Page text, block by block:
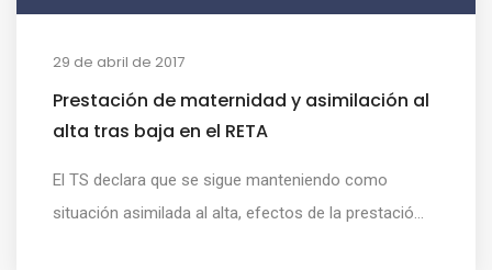
29 de abril de 2017
Prestación de maternidad y asimilación al
alta tras baja en el RETA
El TS declara que se sigue manteniendo como
situación asimilada al alta, efectos de la prestació...